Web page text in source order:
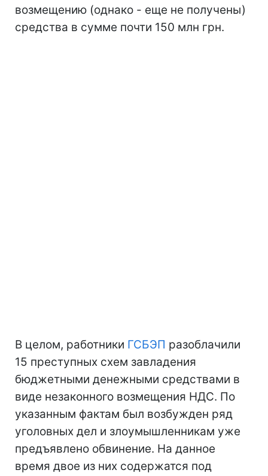
возмещению (однако - еще не получены)
средства в сумме почти 150 млн грн.
В целом, работники ГСБЭП разоблачили
15 преступных схем завладения
бюджетными денежными средствами в
виде незаконного возмещения НДС. По
указанным фактам был возбужден ряд
уголовных дел и злоумышленникам уже
предъявлено обвинение. На данное
время двое из них содержатся под